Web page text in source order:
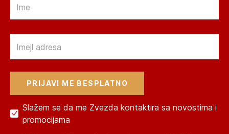
Slažem se da me Zvezda kontaktira sa novostima i
promocijama